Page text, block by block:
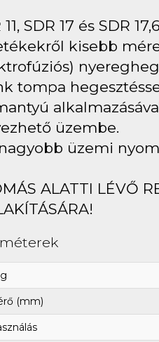
11, SDR 17 és SDR
kisebb
tompa
üzembe.
üzemi
ALATTI LÉVŐ
(mm)